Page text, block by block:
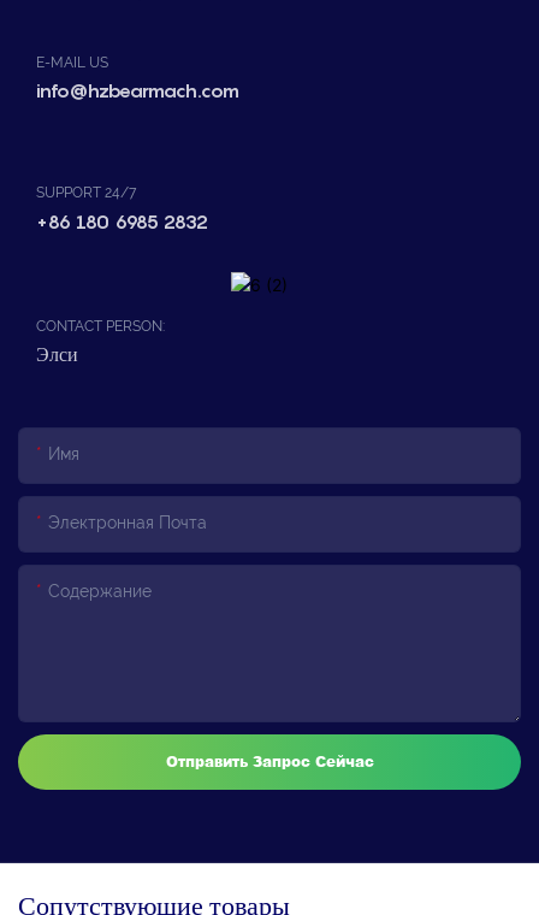
E-MAIL US
info@hzbearmach.com
SUPPORT 24/7
+86 180 6985 2832
CONTACT PERSON:
Элси
Имя
Электронная Почта
Содержание
Отправить Запрос Сейчас
Сопутствующие товары